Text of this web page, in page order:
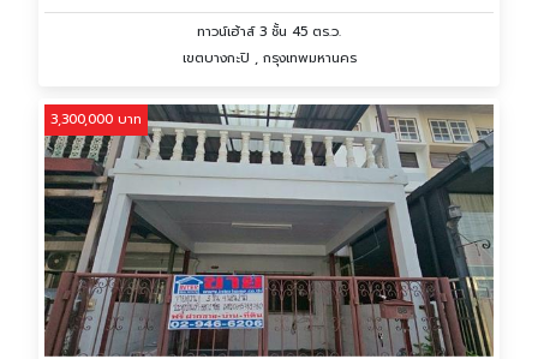
ทาวน์เฮ้าส์ 3 ชั้น 45 ตร.ว.
เขตบางกะปิ , กรุงเทพมหานคร
3,300,000 บาท